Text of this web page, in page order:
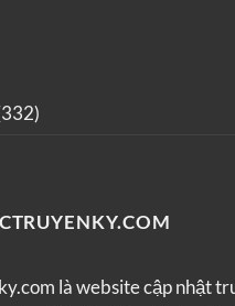
là website cập nhật